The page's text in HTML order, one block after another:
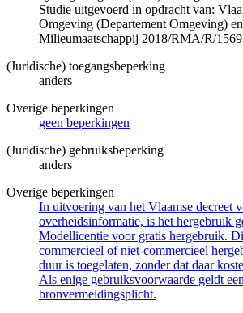
Studie uitgevoerd in opdracht van:
Omgeving (Departement Omgeving)
Milieumaatschappij 2018/RMA/R/
(Juridische) toegangsbeperking
anders
Overige beperkingen
geen beperkingen
(Juridische) gebruiksbeperking
anders
Overige beperkingen
In uitvoering van het Vlaamse decreet
overheidsinformatie, is het hergebruik
Modellicentie voor gratis hergebruik.
commercieel of niet-commercieel
duur is toegelaten, zonder dat daar
Als enige gebruiksvoorwaarde geldt een
bronvermeldingsplicht.